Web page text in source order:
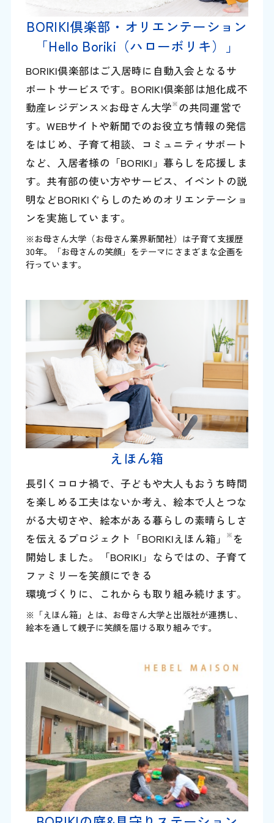
BORIKI倶楽部・オリエンテーション
「Hello Boriki（ハローボリキ）」
BORIKI倶楽部はご入居時に自動入会となるサ
ポートサービスです。BORIKI倶楽部は旭化成不
動産レジデンス×お母さん大学※ の共同運営で
す。WEBサイトや新聞でのお役立ち情報の発信
をはじめ、子育て相談、コミュニティサポート
など、入居者様の「BORIKI」暮らしを応援しま
す。共有部の使い方やサービス、イベントの説
明などBORIKIぐらしのためのオリエンテーショ
ンを実施しています。
※お母さん大学（お母さん業界新聞社）は子育て支援歴
30年。「お母さんの笑顔」をテーマにさまざまな企画を
行っています。
えほん箱
長引くコロナ禍で、子どもや大人もおうち時間
を楽しめる工夫はないか考え、絵本で人とつな
がる大切さや、絵本がある暮らしの素晴らしさ
を伝えるプロジェクト「BORIKIえほん箱」
※ を
開始しました。「BORIKI」ならではの、子育て
ファミリーを笑顔にできる
環境づくりに、これからも取り組み続けます。
※「えほん箱」とは、お母さん大学と出版社が連携し、
絵本を通して親子に笑顔を届ける取り組みです。